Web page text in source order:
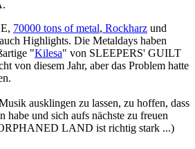
70000 tons of metal, Rockharz und
Highlights. Die Metaldays haben
"Kilesa" von SLEEPERS' GUILT
von diesem Jahr, aber das Problem hatte
ausklingen zu lassen, zu hoffen, dass
habe und sich aufs nächste zu freuen
LAND ist richtig stark ...)